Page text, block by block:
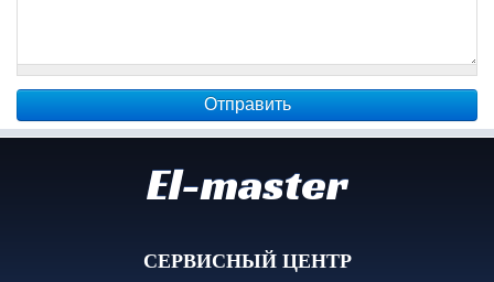
El-master
СЕРВИСНЫЙ ЦЕНТР